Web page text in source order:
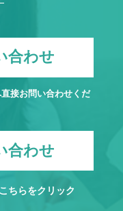
合わせ
接お問い合わせくだ
合わせ
こちらをクリック